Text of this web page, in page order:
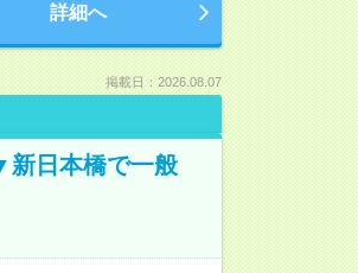
詳細へ
掲載日：2026.08.07
新日本橋で一般